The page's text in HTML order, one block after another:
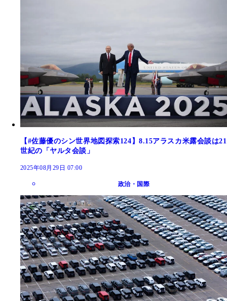
【#佐藤優のシン世界地図探索124】8.15アラスカ米露会談は21
世紀の「ヤルタ会談」
2025年08月29日 07:00
政治・国際